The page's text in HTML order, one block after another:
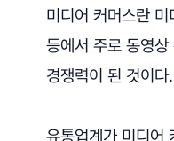
미디어 커머스란
등에서 주로 동영
경쟁력이 된 것이다.
유통업계가 미디어